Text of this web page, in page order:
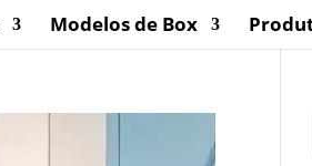
Modelos de Box